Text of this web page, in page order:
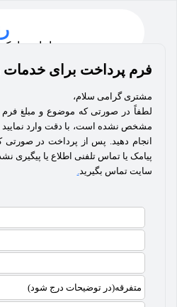
سامانه
فرم پرداخت برای خدمات
مشتری گرامی سلام،
لطفاً در صورتی که موضوع و مبلغ فرم
مشخص نشده است، با دقت وارد نمایید
انجام دهید. پس از پرداخت در صورتی
پیامک یا تماس تلفنی اطلاع یا پیگیری
سایت تماس بگیرید.